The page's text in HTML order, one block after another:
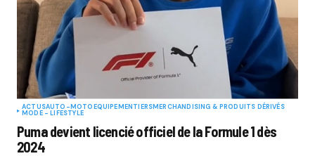
ACTUSAUTO-MOTOEQUIPEMENTIERSMERCHANDISING & PRODUITS DÉRIVÉS
MODE - LIFESTYLE
Puma devient licencié officiel de la Formule 1 dès
2024